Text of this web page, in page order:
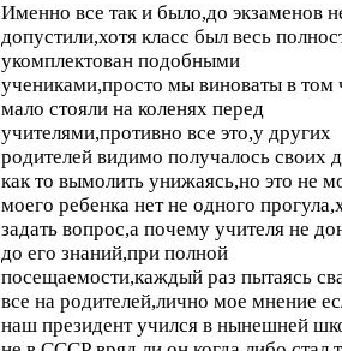
Именно все так и было,до экзаменов
допустили,хотя класс был весь
укомплектован подобными
учениками,просто мы виноваты в том
мало стояли на коленях перед
учителями,противно все это,у других
родителей видимо получалось своих
как то вымолить унижаясь,но это не
моего ребенка нет не одного
задать вопрос,а почему учителя не
до его знаний,при полной
посещаемости,каждый раз пытаясь
все на родителей,лично мое мнение
наш президент учился в нынешней